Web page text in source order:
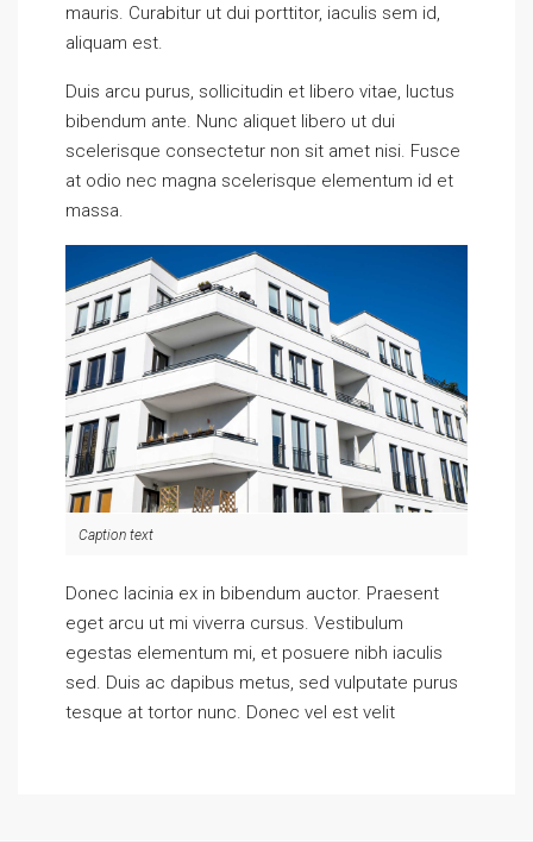
mauris. Curabitur ut dui porttitor, iaculis sem id,
aliquam est.
Duis arcu purus, sollicitudin et libero vitae, luctus
bibendum ante. Nunc aliquet libero ut dui
scelerisque consectetur non sit amet nisi. Fusce
at odio nec magna scelerisque elementum id et
massa.
Caption text
Donec lacinia ex in bibendum auctor. Praesent
eget arcu ut mi viverra cursus. Vestibulum
egestas elementum mi, et posuere nibh iaculis
sed. Duis ac dapibus metus, sed vulputate purus
tesque at tortor nunc. Donec vel est velit